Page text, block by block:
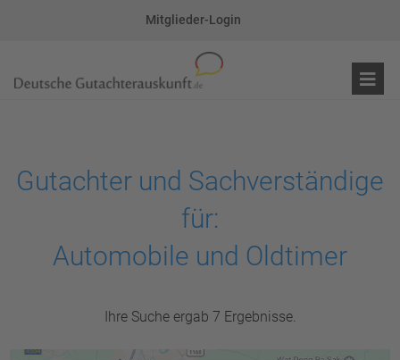
Mitglieder-Login
Gutachter und Sachverständige
für:
Automobile und Oldtimer
Ihre Suche ergab 7 Ergebnisse.